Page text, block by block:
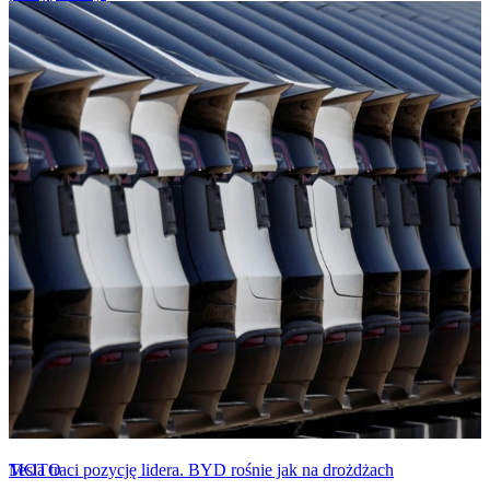
MOTO
Tesla traci pozycję lidera. BYD rośnie jak na drożdżach